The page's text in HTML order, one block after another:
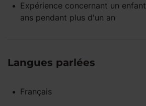
Expérience concernant un enfant
ans pendant plus d'un an
Langues parlées
Français